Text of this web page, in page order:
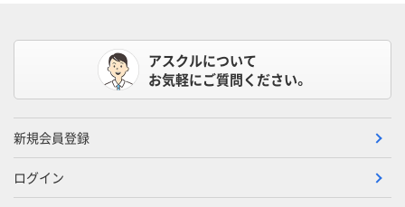
アスクルについて
お気軽にご質問ください。
新規会員登録
ログイン